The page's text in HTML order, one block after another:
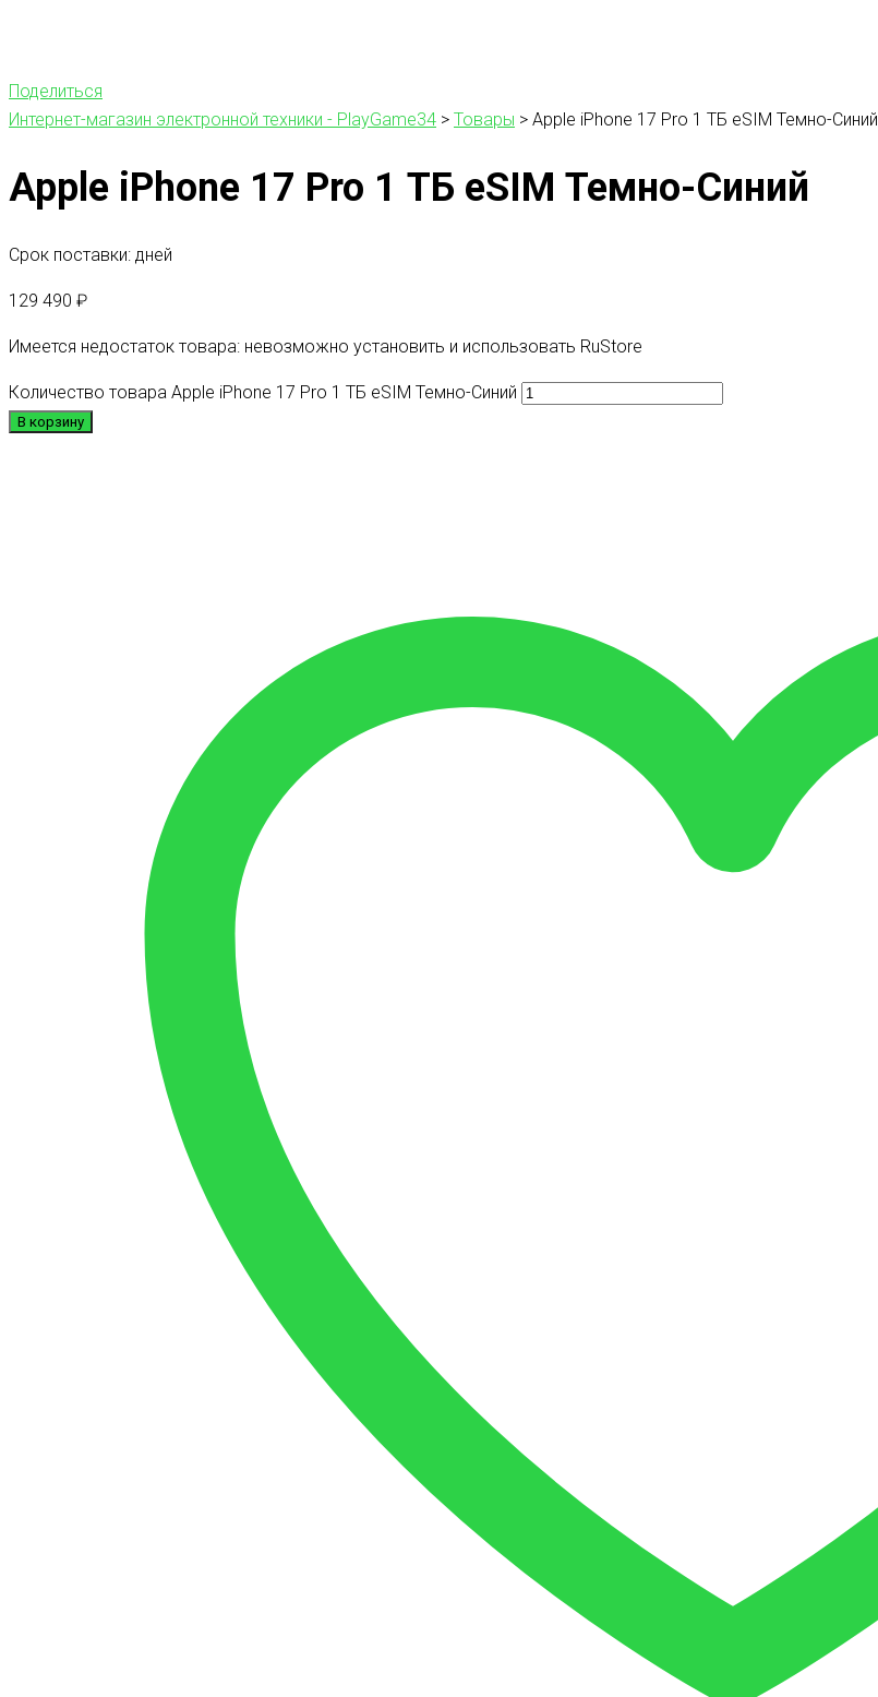
Поделиться
Интернет-магазин электронной техники - PlayGame34 > Товары > Apple iPhone 17 Pro 1 ТБ eSIM Темно-Синий
Apple iPhone 17 Pro 1 ТБ eSIM Темно-Синий
Срок поставки: дней
129 490 ₽
Имеется недостаток товара: невозможно установить и использовать RuStore
Количество товара Apple iPhone 17 Pro 1 ТБ eSIM Темно-Синий
В корзину